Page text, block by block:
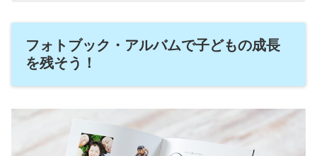
フォトブック・アルバムで子どもの成長
を残そう！